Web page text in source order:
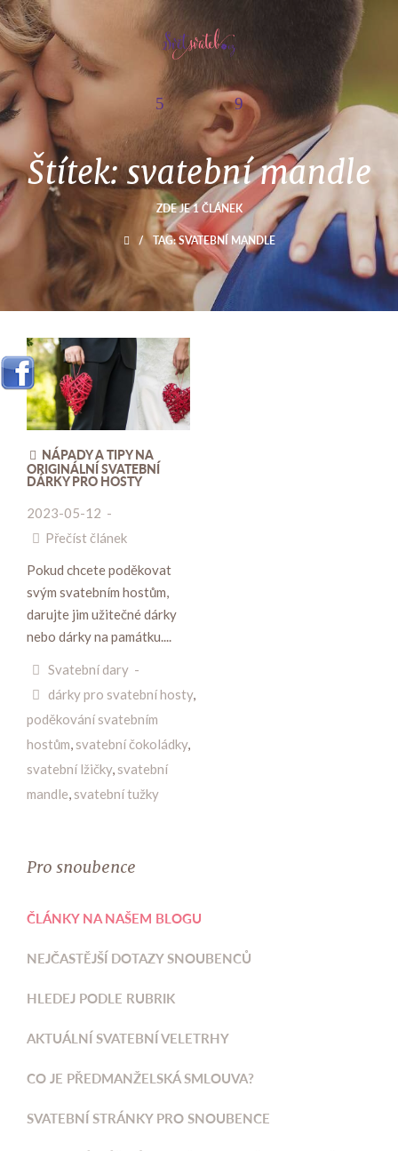
Štítek: svatební mandle
ZDE JE 1 ČLÁNEK
/ TAG: SVATEBNÍ MANDLE
NÁPADY A TIPY NA
ORIGINÁLNÍ SVATEBNÍ
DÁRKY PRO HOSTY
2023-05-12 -
Přečíst článek
Pokud chcete poděkovat
svým svatebním hostům,
darujte jim užitečné dárky
nebo dárky na památku....
Svatební dary -
dárky pro svatební hosty,
poděkování svatebním
hostům svatební čokoládky,
svatební lžičky, svatební
mandle svatební tužky
Pro snoubence
ČLÁNKY NA NAŠEM BLOGU
NEJČASTĚJŠÍ DOTAZY SNOUBENCŮ
HLEDEJ PODLE RUBRIK
AKTUÁLNÍ SVATEBNÍ VELETRHY
CO JE PŘEDMANŽELSKÁ SMLOUVA?
SVATEBNÍ STRÁNKY PRO SNOUBENCE